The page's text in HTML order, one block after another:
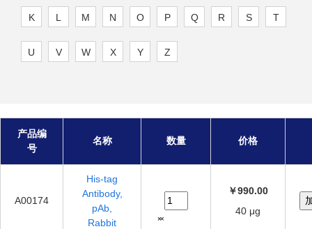
K L M N O P Q R S T
U V W X Y Z
产品编
号
名称 数量 价格
A00174
His-tag
Antibody,
pAb,
Rabbit
￥990.00
40 μg